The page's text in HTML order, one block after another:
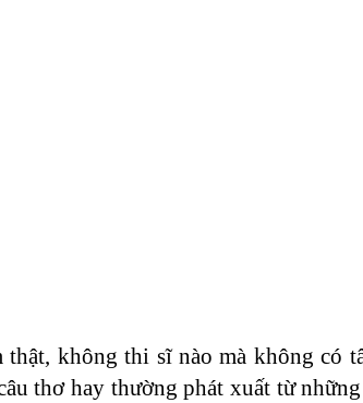
không thi sĩ nào mà không có
thơ hay thường phát xuất từ